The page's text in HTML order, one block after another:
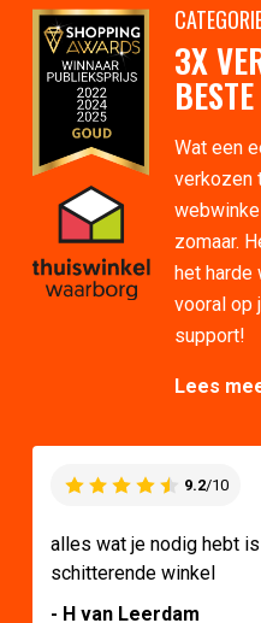
3X
Wat een
verkozen
zomaar.
het harde
vooral op
support!
Lees
9.2/10
alles wat je nodig hebt
schitterende winkel
- H van Leerdam